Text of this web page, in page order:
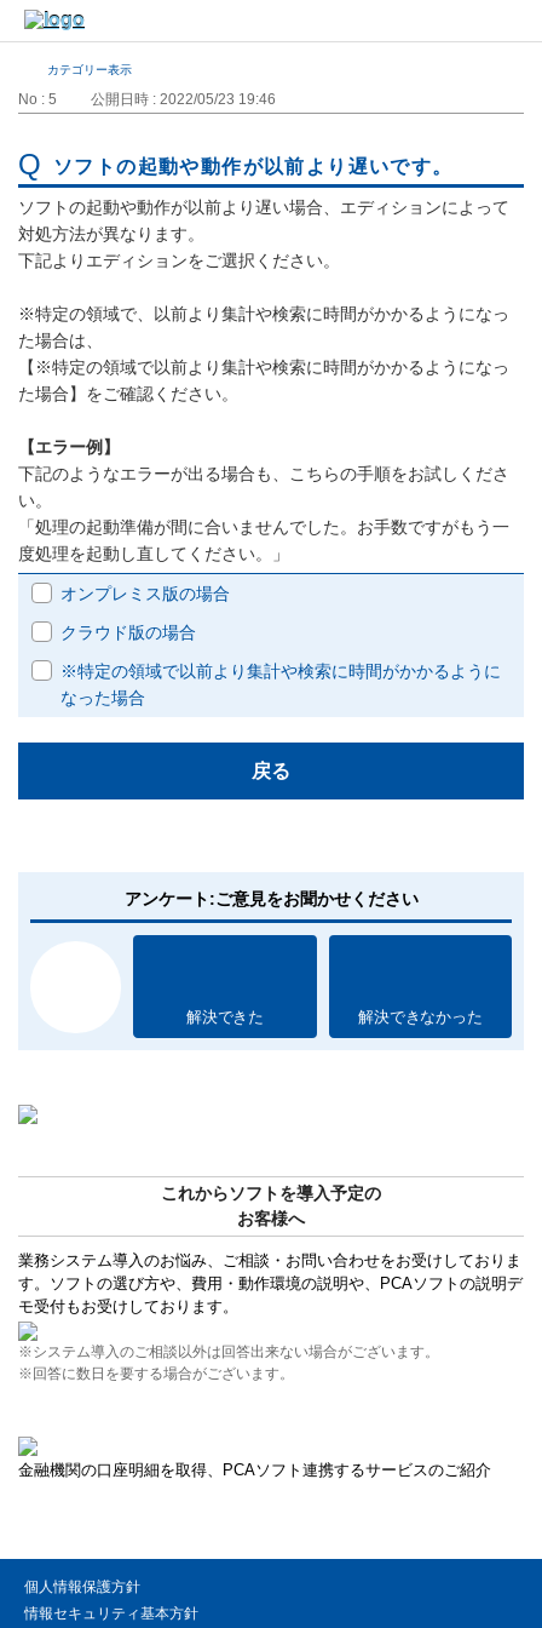
カテゴリー表示
No : 5 公開日時 : 2022/05/23 19:46
ソフトの起動や動作が以前より遅いです。
ソフトの起動や動作が以前より遅い場合、エディションによって
対処方法が異なります。
下記よりエディションをご選択ください。
※特定の領域で、以前より集計や検索に時間がかかるようになっ
た場合は、
【※特定の領域で以前より集計や検索に時間がかかるようになっ
た場合】をご確認ください。
【エラー例】
下記のようなエラーが出る場合も、こちらの手順をお試しくださ
い。
「処理の起動準備が間に合いませんでした。お手数ですがもう一
度処理を起動し直してください。」
オンプレミス版の場合
クラウド版の場合
※特定の領域で以前より集計や検索に時間がかかるように
なった場合
戻る
アンケート:ご意見をお聞かせください
解決できた 解決できなかった
これからソフトを導入予定の
お客様へ
業務システム導入のお悩み、ご相談・お問い合わせをお受けしておりま
す。ソフトの選び方や、費用・動作環境の説明や、PCAソフトの説明デ
モ受付もお受けしております。
※システム導入のご相談以外は回答出来ない場合がございます。
※回答に数日を要する場合がございます。
金融機関の口座明細を取得、PCAソフト連携するサービスのご紹介
個人情報保護方針
情報セキュリティ基本方針